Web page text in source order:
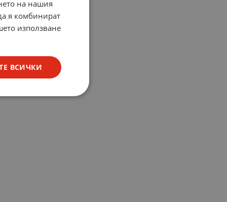
на нашия
я комбинират
използване
ВСИЧКИ